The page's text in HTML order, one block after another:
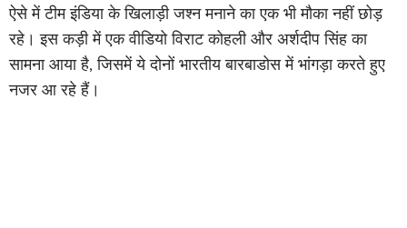
ऐसे में टीम इंडिया के खिलाड़ी जश्न मनाने का एक भी मौका नहीं छोड़
रहे। इस कड़ी में एक वीडियो विराट कोहली और अर्शदीप सिंह का
सामना आया है, जिसमें ये दोनों भारतीय बारबाडोस में भांगड़ा करते हुए
नजर आ रहे हैं।